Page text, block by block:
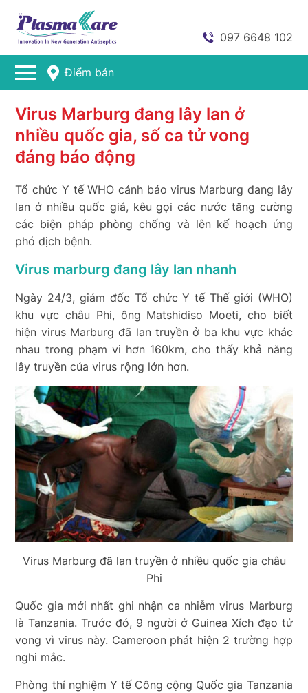
097 6648 102
Điểm bán
Virus Marburg đang lây lan ở
nhiều quốc gia, số ca tử vong
đáng báo động
Tổ chức Y tế WHO cảnh báo virus Marburg đang lây
lan ở nhiều quốc giá, kêu gọi các nước tăng cường
các biện pháp phòng chống và lên kế hoạch ứng
phó dịch bệnh.
Virus marburg đang lây lan nhanh
Ngày 24/3, giám đốc Tổ chức Y tế Thế giới (WHO)
khu vực châu Phi, ông Matshidiso Moeti, cho biết
hiện virus Marburg đã lan truyền ở ba khu vực khác
nhau trong phạm vi hơn 160km, cho thấy khả năng
lây truyền của virus rộng lớn hơn.
Virus Marburg đã lan truyền ở nhiều quốc gia châu
Phi
Quốc gia mới nhất ghi nhận ca nhiễm virus Marburg
là Tanzania. Trước đó, 9 người ở Guinea Xích đạo tử
vong vì virus này. Cameroon phát hiện 2 trường hợp
nghi mắc.
Phòng thí nghiệm Y tế Công cộng Quốc gia Tanzania